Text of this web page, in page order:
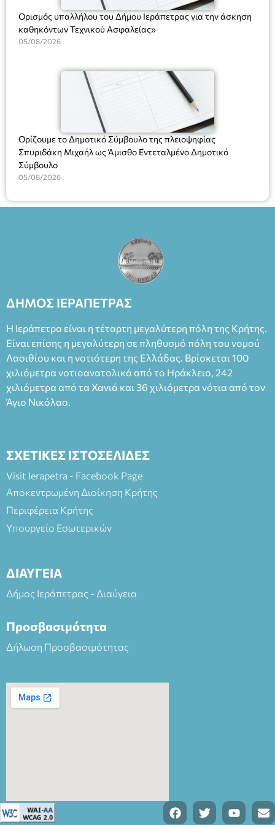
Ορισμός υπαλλήλου του Δήμου Ιεράπετρας για την άσκηση
καθηκόντων Τεχνικού Ασφαλείας»
05/08/2026
Ορίζουμε το Δημοτικό Σύμβουλο της πλειοψηφίας
Σπυριδάκη Μιχαήλ ως Άμισθο Εντεταλμένο Δημοτικό
Σύμβουλο
05/08/2026
ΔΗΜΟΣ ΙΕΡΑΠΕΤΡΑΣ
Η Ιεράπετρα είναι η τέταρτη μεγαλύτερη πόλη της Κρήτης.
Είναι επίσης η μεγαλύτερη σε πληθυσμό πόλη του νομού
Λασιθίου και η νοτιότερη της Ελλάδας. Βρίσκεται 100
χιλιόμετρα νοτιοανατολικά από το Ηράκλειο, 242
χιλιόμετρα από τα Χανιά και 36 χιλιόμετρα νότια από τον
Άγιο Νικόλαο.
ΣΧΕΤΙΚΕΣ ΙΣΤΟΣΕΛΙΔΕΣ
Visit Ierapetra - Facebook Page
Αποκεντρωμένη Διοίκηση Κρήτης
Περιφέρεια Κρήτης
Υπουργείο Εσωτερικών
ΔΙΑΥΓΕΙΑ
Δήμος Ιεράπετρας - Διαύγεια
Προσβασιμότητα
Δήλωση Προσβασιμότητας